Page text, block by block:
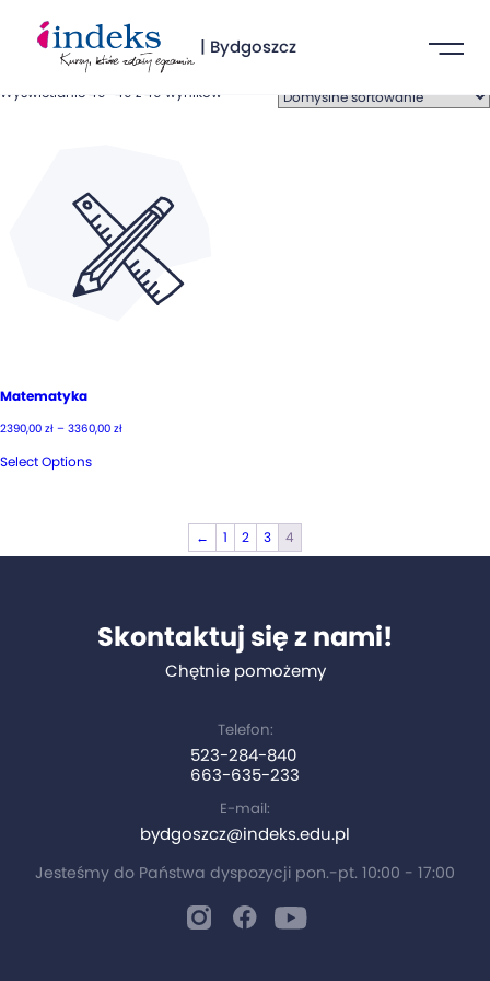
| Bydgoszcz
Wyświetlanie 49–49 z 49 wyników
Matematyka
2390,00 zł – 3360,00 złZakres
Select Options
← 1 2 3 4
Skontaktuj się z nami!
Chętnie pomożemy
Telefon:
523-284-840
663-635-233
E-mail:
bydgoszcz@indeks.edu.pl
Jesteśmy do Państwa dyspozycji pon.-pt. 10:00 - 17:00